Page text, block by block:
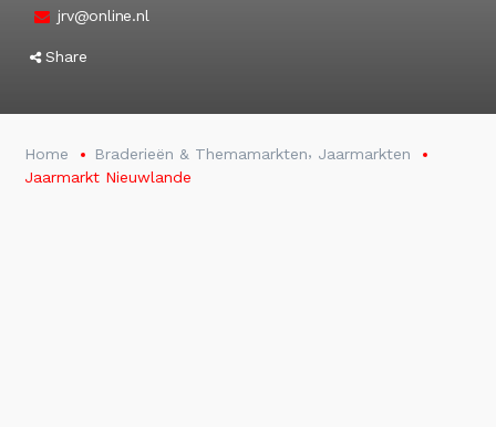
jrv@online.nl
Share
Home Braderieën & Themamarkten, Jaarmarkten
Jaarmarkt Nieuwlande